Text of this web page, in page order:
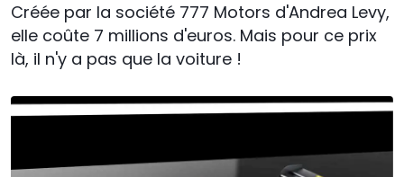
Créée par la société 777 Motors d'Andrea Levy,
elle coûte 7 millions d'euros. Mais pour ce prix
là, il n'y a pas que la voiture !